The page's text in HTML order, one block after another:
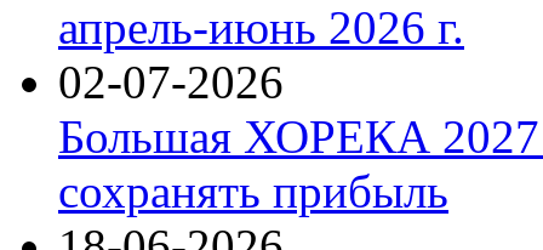
апрель-июнь 2026 г.
02-07-2026
Большая ХОРЕКА 2027:
сохранять прибыль